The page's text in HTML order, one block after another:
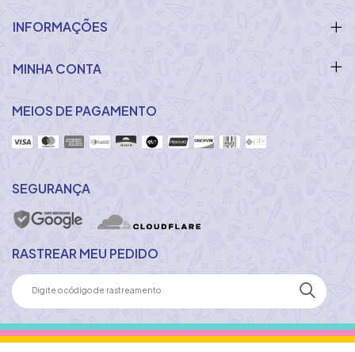
INFORMAÇÕES
MINHA CONTA
MEIOS DE PAGAMENTO
SEGURANÇA
RASTREAR MEU PEDIDO